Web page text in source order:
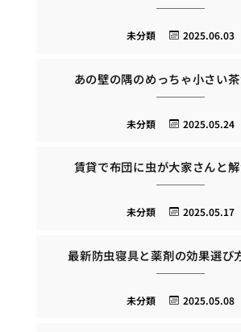
2025.06.03
未分類
あの壁の隅のめっちゃ小さい
2025.05.24
未分類
賃貸で布団に虫が大家さんと
2025.05.17
未分類
最新防虫寝具と薬剤の効果選び
2025.05.08
未分類